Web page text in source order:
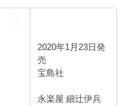
2020年1月23日発
売
宝島社
永楽屋 細辻伊兵